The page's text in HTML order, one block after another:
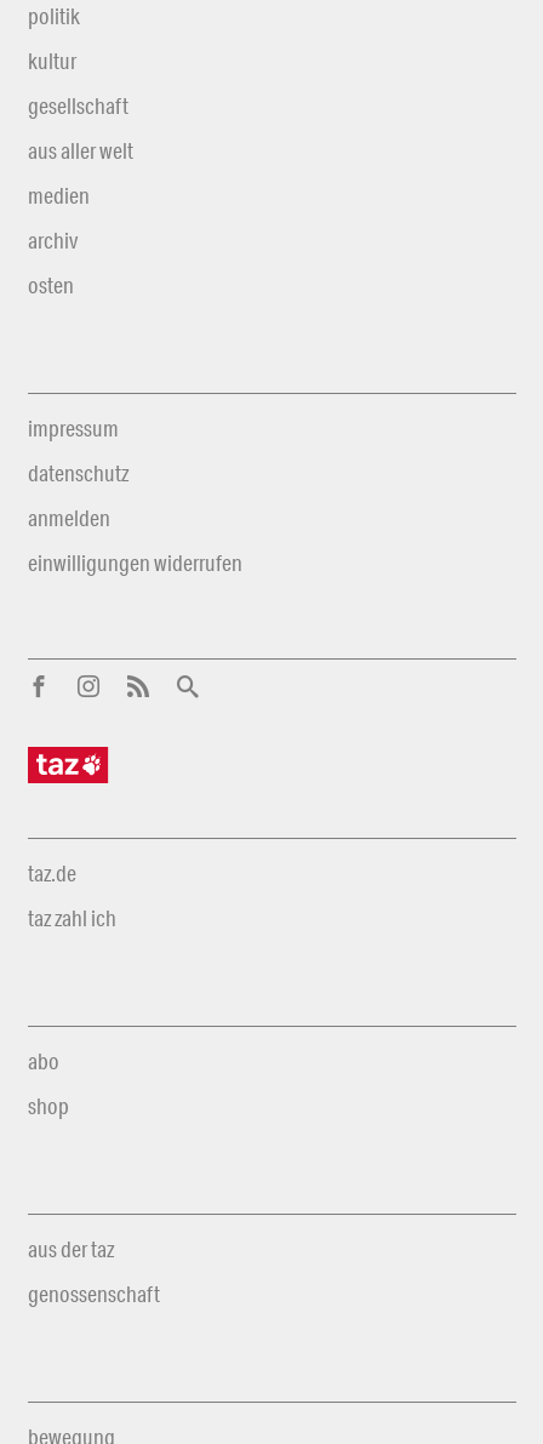
politik
kultur
gesellschaft
aus aller welt
medien
archiv
osten
impressum
datenschutz
anmelden
einwilligungen widerrufen
taz.de
taz zahl ich
abo
shop
aus der taz
genossenschaft
bewegung